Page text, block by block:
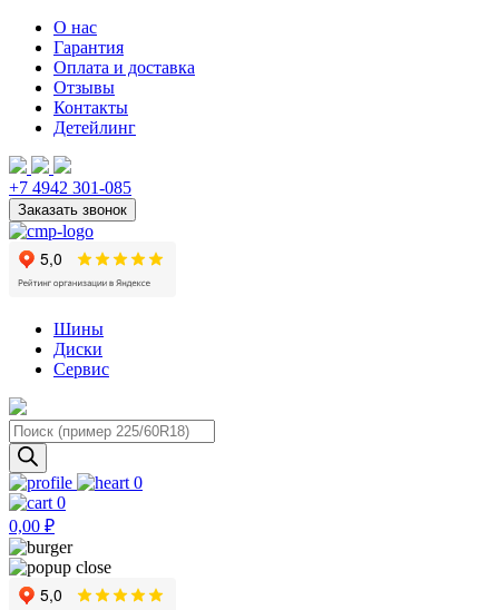
О нас
Гарантия
Оплата и доставка
Отзывы
Контакты
Детейлинг
+7 4942 301-085
Шины
Диски
Сервис
Поиск
товаров
0
0
0,00 ₽